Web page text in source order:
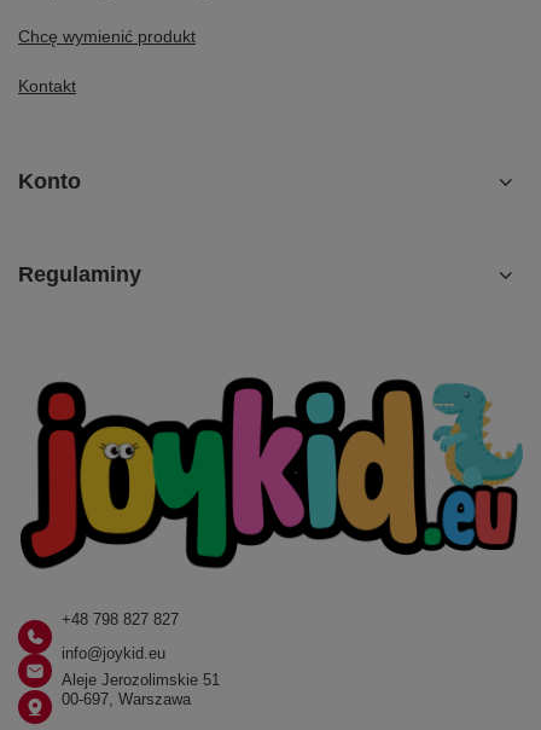
Chcę wymienić produkt
Kontakt
Konto
Regulaminy
+48 798 827 827
info@joykid.eu
Aleje Jerozolimskie 51
00-697, Warszawa